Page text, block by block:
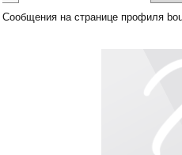
Сообщения на странице профиля